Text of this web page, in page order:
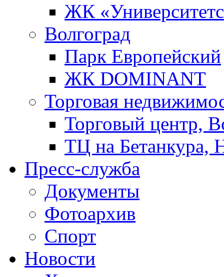
ЖК
Волгоград
Парк Европейский
ЖК DOMINANT
Торговая
Торговый центр,
ТЦ на Бетанкура,
Пресс-служба
Документы
Фотоархив
Спорт
Новости